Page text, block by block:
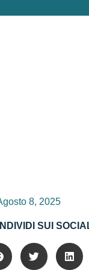
8, 2025
SUI